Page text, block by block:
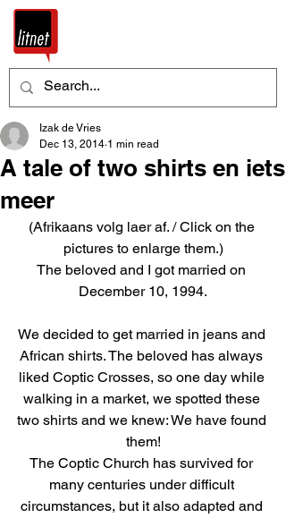
A tale of two shirts en iets
meer
Izak de Vries
Dec 13, 2014 1 min read
(Afrikaans volg laer af. / Click on the
pictures to enlarge them.)
The beloved and I got married on
December 10, 1994.
We decided to get married in jeans and
African shirts. The beloved has always
liked Coptic Crosses, so one day while
walking in a market, we spotted these
two shirts and we knew: We have found
them!
The Coptic Church has survived for
many centuries under difficult
circumstances, but it also adapted and